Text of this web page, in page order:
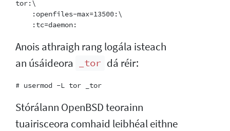
tor:\
    :openfiles-max=13500:\
Anois athraigh rang logála isteach
an úsáideora
_tor dá réir:
Stórálann OpenBSD teorainn
tuairisceora comhaid leibhéal eithne